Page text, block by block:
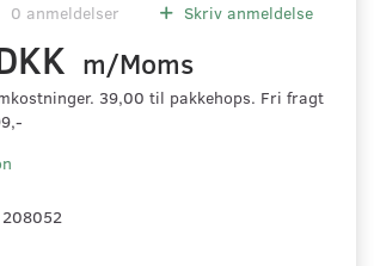
0 anmeldelser Skriv anmeldelse
m/Moms
39,00 til pakkehops. Fri fragt
208052